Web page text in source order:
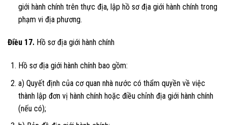
giới hành chính trên thực địa, lập hồ sơ địa giới hành chính trong
phạm vi địa phương.
Điều 17. Hồ sơ địa giới hành chính
Hồ sơ địa giới hành chính bao gồm:
a) Quyết định của cơ quan nhà nước có thẩm quyền về việc
thành lập đơn vị hành chính hoặc điều chỉnh địa giới hành chính
(nếu có);